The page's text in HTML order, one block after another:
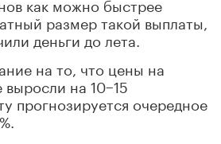
размер такой выплаты,
деньги до лета.
на то, что цены на
на 10−15
прогнозируется очередное